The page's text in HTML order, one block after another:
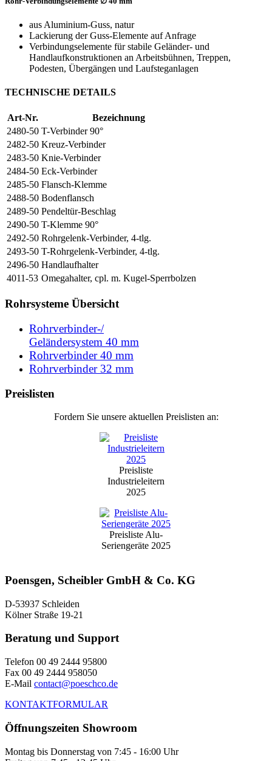
aus Aluminium-Guss, natur
Lackierung der Guss-Elemente auf Anfrage
Verbindungselemente für stabile Geländer- und
Handlaufkonstruktionen an Arbeitsbühnen, Treppen,
Podesten, Übergängen und Laufsteganlagen
TECHNISCHE DETAILS
Art-Nr.
Bezeichnung
2480-50 T-Verbinder 90°
2482-50 Kreuz-Verbinder
2483-50 Knie-Verbinder
2484-50 Eck-Verbinder
2485-50 Flansch-Klemme
2488-50 Bodenflansch
2489-50 Pendeltür-Beschlag
2490-50 T-Klemme 90°
2492-50 Rohrgelenk-Verbinder, 4-tlg.
2493-50 T-Rohrgelenk-Verbinder, 4-tlg.
2496-50 Handlaufhalter
4011-53 Omegahalter, cpl. m. Kugel-Sperrbolzen
Rohrsysteme Übersicht
Rohrverbinder-/
Geländersystem 40 mm
Rohrverbinder 40 mm
Rohrverbinder 32 mm
Preislisten
Fordern Sie unsere aktuellen Preislisten an:
Preisliste
Industrieleitern
2025
Preisliste Alu-
Seriengeräte 2025
Poensgen, Scheibler GmbH & Co. KG
D-53937 Schleiden
Kölner Straße 19-21
Beratung und Support
Telefon 00 49 2444 95800
Fax 00 49 2444 958050
E-Mail contact@poeschco.de
KONTAKTFORMULAR
Öffnungszeiten Showroom
Montag bis Donnerstag von 7:45 - 16:00 Uhr